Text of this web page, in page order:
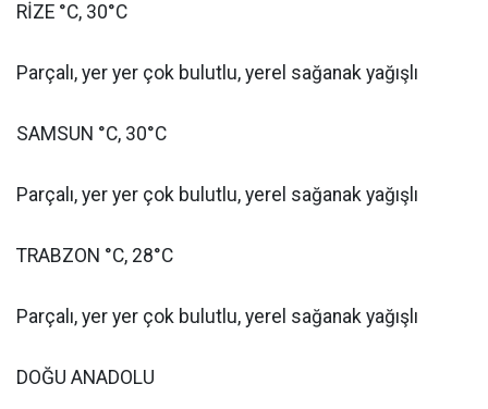
RİZE °C, 30°C
Parçalı, yer yer çok bulutlu, yerel sağanak yağışlı
SAMSUN °C, 30°C
Parçalı, yer yer çok bulutlu, yerel sağanak yağışlı
TRABZON °C, 28°C
Parçalı, yer yer çok bulutlu, yerel sağanak yağışlı
DOĞU ANADOLU